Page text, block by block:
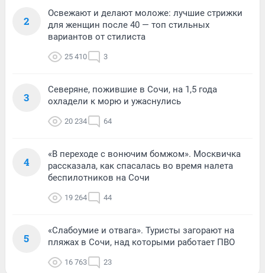
2
Освежают и делают моложе: лучшие стрижки
для женщин после 40 — топ стильных
вариантов от стилиста
25 410 3
3
Северяне, пожившие в Сочи, на 1,5 года
охладели к морю и ужаснулись
20 234 64
4
«В переходе с вонючим бомжом». Москвичка
рассказала, как спасалась во время налета
беспилотников на Сочи
19 264 44
5
«Слабоумие и отвага». Туристы загорают на
пляжах в Сочи, над которыми работает ПВО
16 763 23